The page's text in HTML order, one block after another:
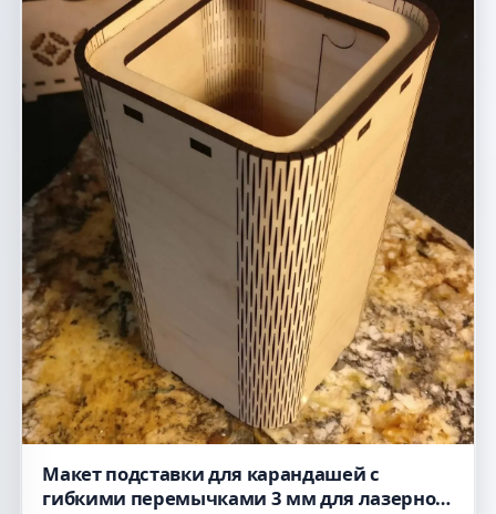
Макет подставки для карандашей с
гибкими перемычками 3 мм для лазерной